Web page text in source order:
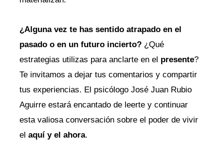
¿Alguna vez te has sentido atrapado en el
pasado o en un futuro incierto? ¿Qué
estrategias utilizas para anclarte en el presente?
Te invitamos a dejar tus comentarios y compartir
tus experiencias. El psicólogo José Juan Rubio
Aguirre estará encantado de leerte y continuar
esta valiosa conversación sobre el poder de vivir
el aquí y el ahora.